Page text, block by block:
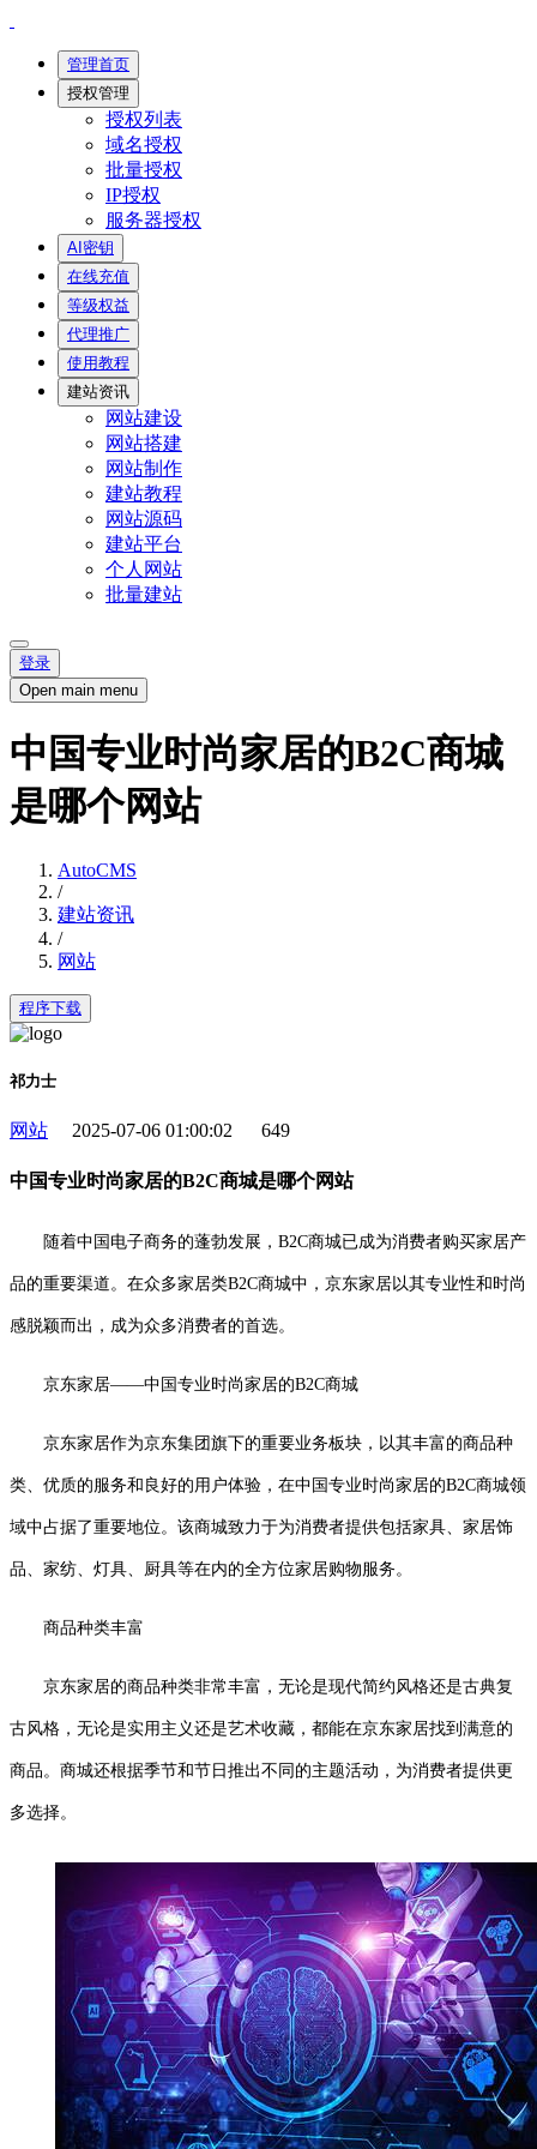
管理首页
授权管理
授权列表
域名授权
批量授权
IP授权
服务器授权
AI密钥
在线充值
等级权益
代理推广
使用教程
建站资讯
网站建设
网站搭建
网站制作
建站教程
网站源码
建站平台
个人网站
批量建站
登录
Open main menu
中国专业时尚家居的B2C商城
是哪个网站
AutoCMS
/
建站资讯
/
网站
程序下载
祁力士
网站 2025-07-06 01:00:02 649
中国专业时尚家居的B2C商城是哪个网站
随着中国电子商务的蓬勃发展，B2C商城已成为消费者购买家居产
品的重要渠道。在众多家居类B2C商城中，京东家居以其专业性和时尚
感脱颖而出，成为众多消费者的首选。
京东家居——中国专业时尚家居的B2C商城
京东家居作为京东集团旗下的重要业务板块，以其丰富的商品种
类、优质的服务和良好的用户体验，在中国专业时尚家居的B2C商城领
域中占据了重要地位。该商城致力于为消费者提供包括家具、家居饰
品、家纺、灯具、厨具等在内的全方位家居购物服务。
商品种类丰富
京东家居的商品种类非常丰富，无论是现代简约风格还是古典复
古风格，无论是实用主义还是艺术收藏，都能在京东家居找到满意的
商品。商城还根据季节和节日推出不同的主题活动，为消费者提供更
多选择。